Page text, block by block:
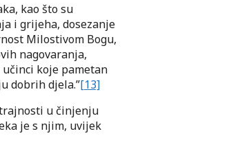
kao što su
i grijeha, dosezanje
Milostivom Bogu,
nagovaranja,
koje pametan
dobrih djela.”[13]
u činjenju
je s njim, uvijek